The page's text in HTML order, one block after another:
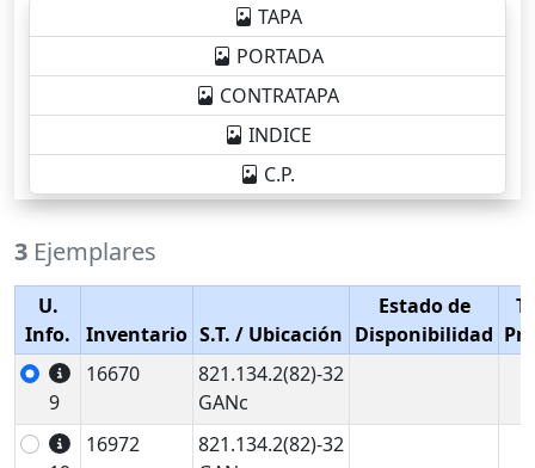
TAPA
PORTADA
CONTRATAPA
INDICE
C.P.
3 Ejemplares
U.
Info.
Inventario S.T. / Ubicación
Estado de
Disponibilidad
9
16670
821.134.2(82)-32
GANc
16972
821.134.2(82)-32